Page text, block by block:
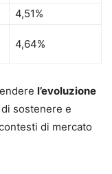
4,51%
4,64%
l’evoluzione
di sostenere e
di mercato